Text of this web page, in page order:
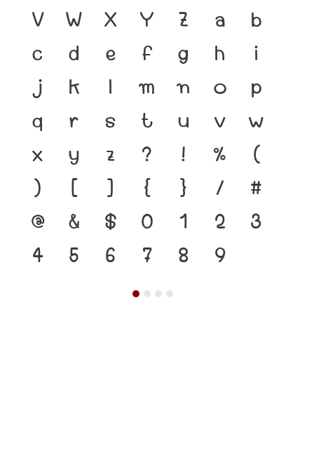
V
W X Y Z a
b
c
d e f g h
i
j
k l m n o
p
q
r s t u v
w
x
y z ? ! %
(
)
[ ] { } /
#
@
& $ 0 1 2
3
4
5 6 7 8 9